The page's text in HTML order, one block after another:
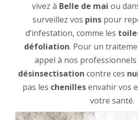
vivez à Belle de mai ou
surveillez vos pinspour
d’infestation, comme les
défoliation. Pour un
appel à nos professionnels
désinsectisation contre ces
pas les chenillesenvahir vos
votre santé.